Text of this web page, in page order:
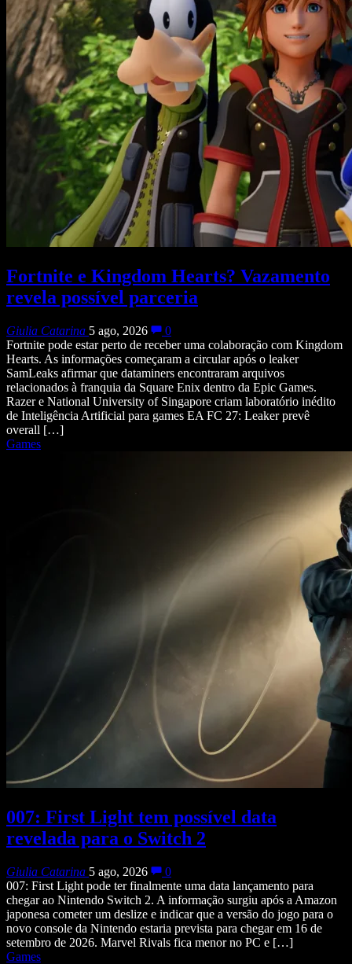
Fortnite e Kingdom Hearts? Vazamento
revela possível parceria
Giulia Catarina 5 ago, 2026
0
Fortnite pode estar perto de receber uma colaboração com Kingdom
Hearts. As informações começaram a circular após o leaker
SamLeaks afirmar que dataminers encontraram arquivos
relacionados à franquia da Square Enix dentro da Epic Games.
Razer e National University of Singapore criam laboratório inédito
de Inteligência Artificial para games EA FC 27: Leaker prevê
overall […]
Games
007: First Light tem possível data
revelada para o Switch 2
Giulia Catarina 5 ago, 2026
0
007: First Light pode ter finalmente uma data lançamento para
chegar ao Nintendo Switch 2. A informação surgiu após a Amazon
japonesa cometer um deslize e indicar que a versão do jogo para o
novo console da Nintendo estaria prevista para chegar em 16 de
setembro de 2026. Marvel Rivals fica menor no PC e […]
Games